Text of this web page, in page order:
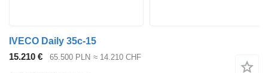
IVECO Daily 35c-15
15.210 €
65.500 PLN ≈ 14.210 CHF